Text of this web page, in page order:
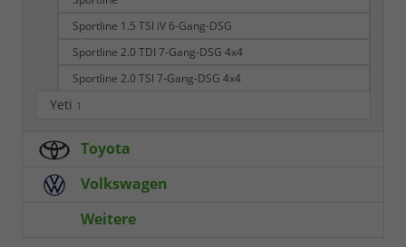
Sportline 1.5 TSI iV 6-Gang-DSG
Sportline 2.0 TDI 7-Gang-DSG 4x4
Sportline 2.0 TSI 7-Gang-DSG 4x4
Yeti 1
Toyota
Volkswagen
Weitere